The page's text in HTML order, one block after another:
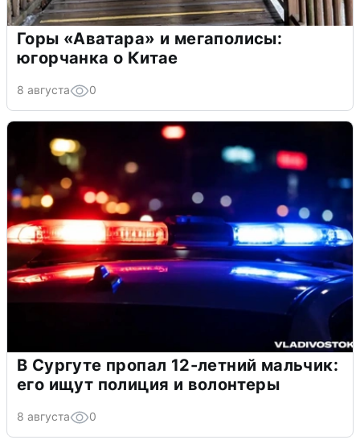
Горы «Аватара» и мегаполисы:
югорчанка о Китае
8 августа 0
В Сургуте пропал 12-летний мальчик:
его ищут полиция и волонтеры
8 августа 0